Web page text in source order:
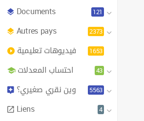
Documents 121
Autres pays 2373
فيديوهات تعليمية 1653
احتساب المعدلات 43
وين نقري صغيري؟ 5563
Liens 4